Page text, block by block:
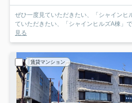
ぜひ一度見ていただきたい、「シャインヒ
ていただきたい、「シャインヒルズA棟」
見る
賃貸マンション